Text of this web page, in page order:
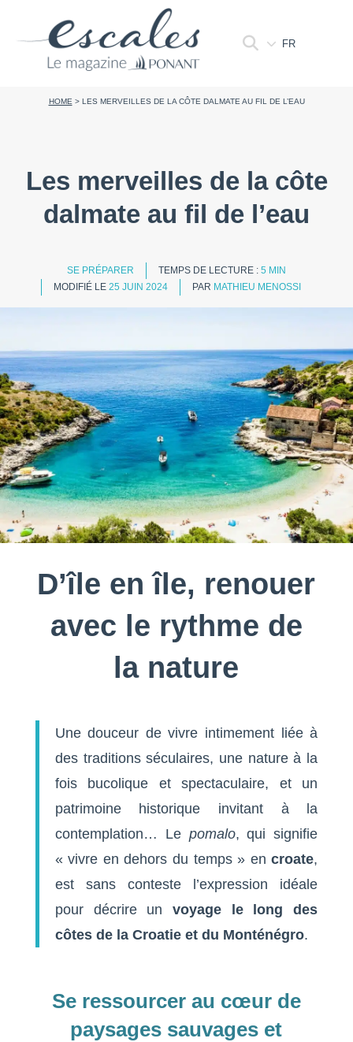
FR
HOME > LES MERVEILLES DE LA CÔTE DALMATE AU FIL DE L’EAU
Les merveilles de la côte
dalmate au fil de l’eau
SE PRÉPARER TEMPS DE LECTURE : 5 MIN
MODIFIÉ LE 25 JUIN 2024 PAR MATHIEU MENOSSI
D’île en île, renouer
avec le rythme de
la nature
Une douceur de vivre intimement liée à
des traditions séculaires, une nature à la
fois bucolique et spectaculaire, et un
patrimoine historique invitant à la
contemplation… Le pomalo, qui signifie
« vivre en dehors du temps » encroate,
est sans conteste l’expression idéale
pour décrire un voyage le long des
côtes de la Croatie et du Monténégro.
Se ressourcer au cœur de
paysages sauvages et